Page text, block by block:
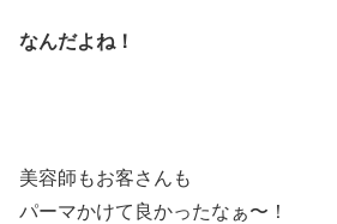
なんだよね！
美容師もお客さんも
パーマかけて良かったなぁ〜！